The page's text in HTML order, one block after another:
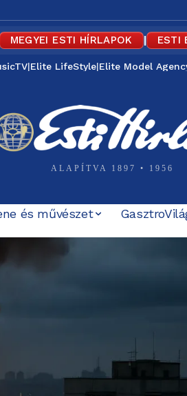
MEGYEI ESTI HÍRLAPOK | ESTI
|Elite LifeStyle|Elite Model
ALAPÍTVA 1897 • 1956
és művészet